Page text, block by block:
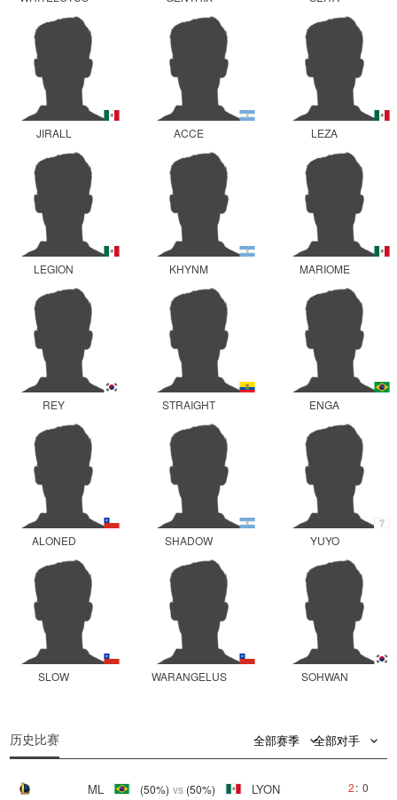
JIRALL ACCE LEZA
LEGION KHYNM MARIOME
REY STRAIGHT ENGA
ALONED SHADOW YUYO
SLOW WARANGELUS SOHWAN
历史比赛 全部赛季 全部对手
ML (50%) vs (50%) LYON 2: 0